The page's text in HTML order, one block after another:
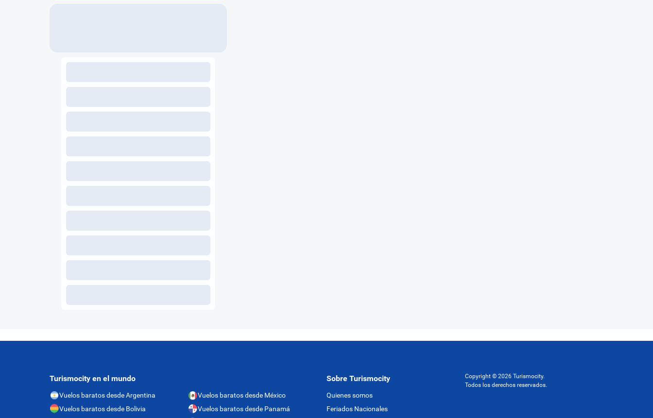
Turismocity en el mundo
Vuelos baratos desde Argentina
Vuelos baratos desde Bolivia
Vuelos baratos desde México
Vuelos baratos desde Panamá
Sobre Turismocity
Quienes somos
Feriados Nacionales
Copyright © 2026 Turismocity.
Todos los derechos reservados.